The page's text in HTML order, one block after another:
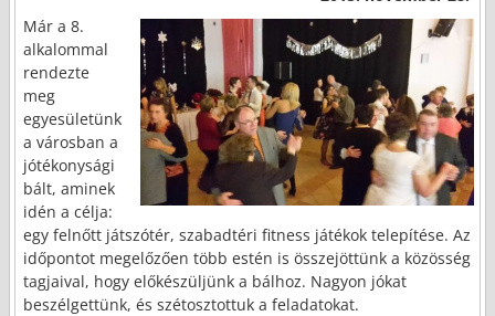
Már a 8.
alkalommal
rendezte
meg
egyesületünk
a városban a
jótékonysági
bált, aminek
idén a célja:
egy felnőtt játszótér, szabadtéri fitness játékok telepítése. Az
időpontot megelőzően több estén is összejöttünk a közösség
tagjaival, hogy előkészüljünk a bálhoz. Nagyon jókat
beszélgettünk, és szétosztottuk a feladatokat.